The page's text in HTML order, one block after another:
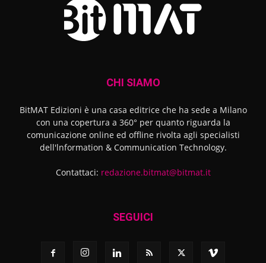
CHI SIAMO
BitMAT Edizioni è una casa editrice che ha sede a Milano
con una copertura a 360° per quanto riguarda la
comunicazione online ed offline rivolta agli specialisti
dell'lnformation & Communication Technology.
Contattaci: redazione.bitmat@bitmat.it
SEGUICI